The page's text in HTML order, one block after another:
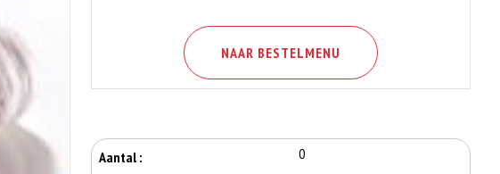
NAAR BESTELMENU
Aantal : 0